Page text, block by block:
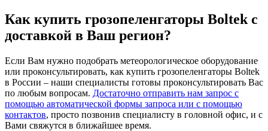
Как купить грозопеленгаторы Boltek с
доставкой в Ваш регион?
Если Вам нужно подобрать метеорологическое оборудование
или проконсультировать, как купить грозопеленгаторы Boltek
в России – наши специалисты готовы проконсультировать Вас
по любым вопросам. Достаточно отправить нам запрос с
помощью автоматической формы запроса или с помощью
контактов, просто позвонив специалисту в головной офис, и с
Вами свяжутся в ближайшее время.